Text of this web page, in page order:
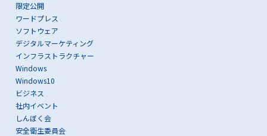
限定公開
ワードプレス
ソフトウェア
デジタルマーケティング
インフラストラクチャー
Windows
Windows10
ビジネス
社内イベント
しんぼく会
安全衛生委員会